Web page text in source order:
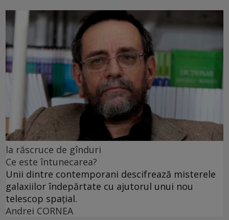
la răscruce de gînduri
Ce este întunecarea?
Unii dintre contemporani descifrează misterele
galaxiilor îndepărtate cu ajutorul unui nou
telescop spațial.
Andrei CORNEA